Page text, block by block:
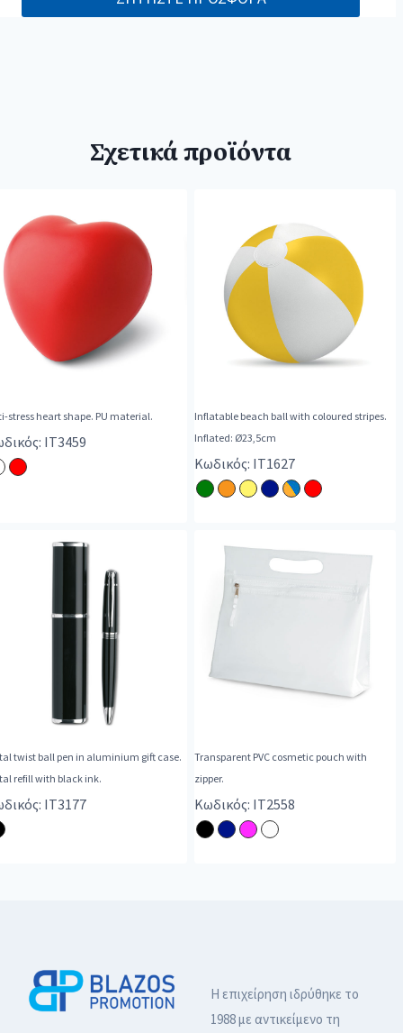
Σχετικά προϊόντα
stress heart shape. PU material.
IT3459
Inflatable beach ball with coloured stripes.
Inflated: Ø23,5cm
Κωδικός: IT1627
twist ball pen in aluminium gift case.
refill with black ink.
IT3177
Transparent PVC cosmetic pouch with
zipper.
Κωδικός: IT2558
Η επιχείρηση ιδρύθηκε το
1988 με αντικείμενο τη